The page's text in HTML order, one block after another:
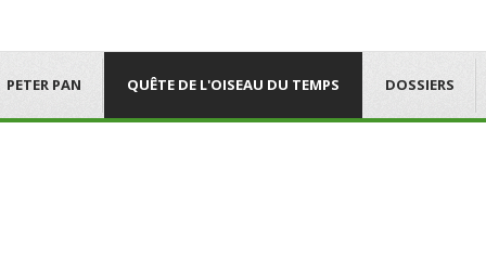
PETER PAN QUÊTE DE L'OISEAU DU TEMPS DOSSIERS